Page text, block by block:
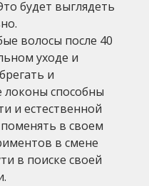
будет выглядеть
волосы после 40
уходе и
и
локоны способны
и естественной
в своем
в смене
в поиске своей